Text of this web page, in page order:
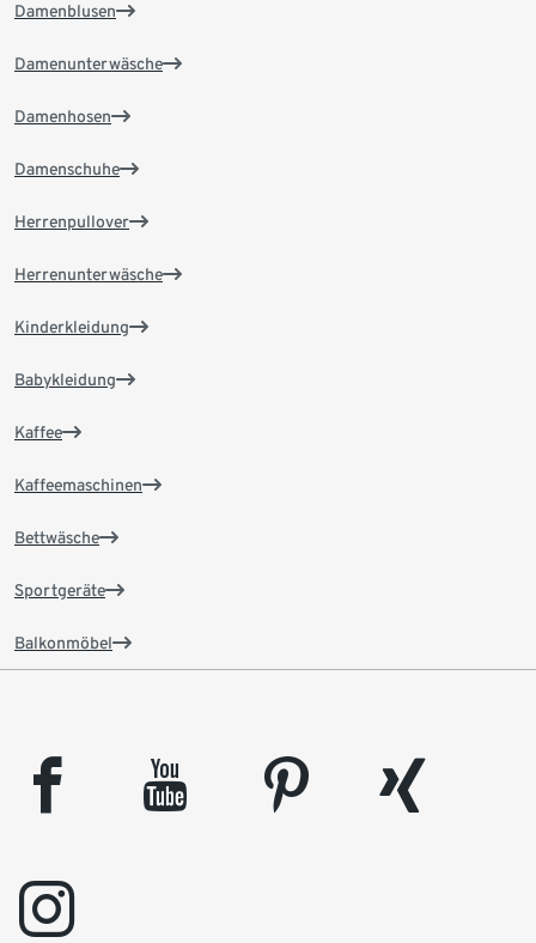
Damenblusen
Damenunterwäsche
Damenhosen
Damenschuhe
Herrenpullover
Herrenunterwäsche
Kinderkleidung
Babykleidung
Kaffee
Kaffeemaschinen
Bettwäsche
Sportgeräte
Balkonmöbel
facebook youtube pinterest
xing
instagram